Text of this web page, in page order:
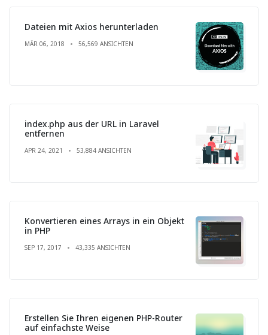
Dateien mit Axios herunterladen
MÄR 06, 2018 56,569 ANSICHTEN
index.php aus der URL in Laravel
entfernen
APR 24, 2021 53,884 ANSICHTEN
Konvertieren eines Arrays in ein Objekt
in PHP
SEP 17, 2017 43,335 ANSICHTEN
Erstellen Sie Ihren eigenen PHP-Router
auf einfachste Weise